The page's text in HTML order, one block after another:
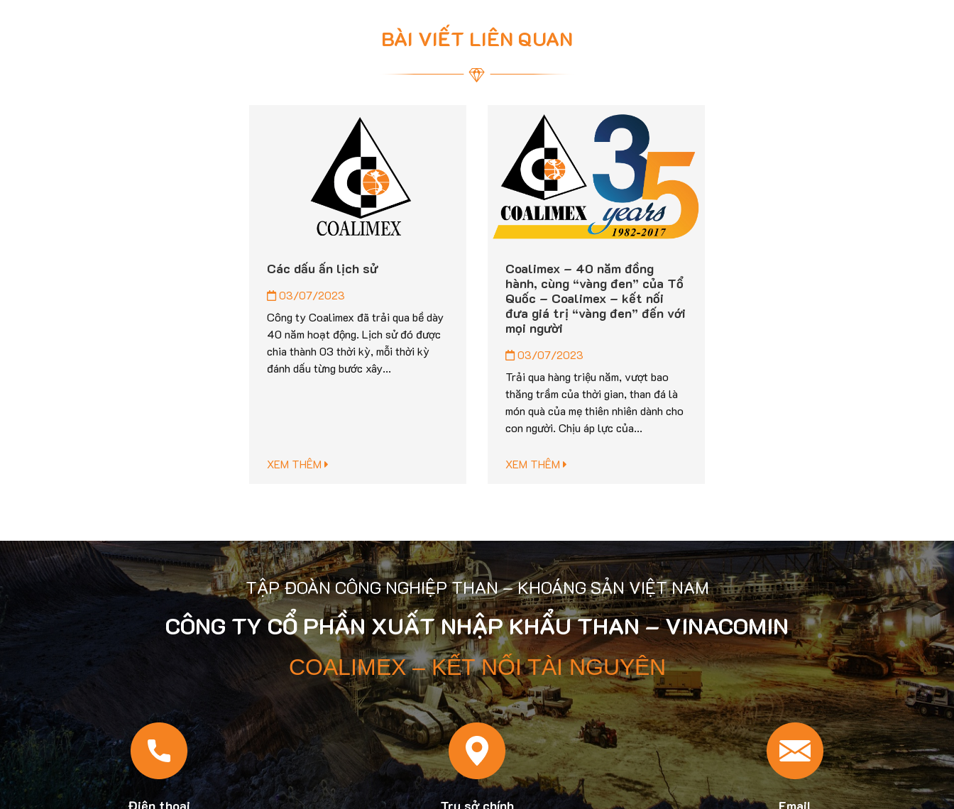
BÀI VIẾT LIÊN QUAN
Các dấu ấn lịch sử
03/07/2023
Công ty Coalimex đã trải qua bề dày
40 năm hoạt động. Lịch sử đó được
chia thành 03 thời kỳ, mỗi thời kỳ
đánh dấu từng bước xây...
XEM THÊM
Coalimex – 40 năm đồng
hành, cùng “vàng đen” của Tổ
Quốc – Coalimex – kết nối
đưa giá trị “vàng đen” đến với
mọi người
03/07/2023
Trải qua hàng triệu năm, vượt bao
thăng trầm của thời gian, than đá là
món quà của mẹ thiên nhiên dành cho
con người. Chịu áp lực của...
XEM THÊM
TẬP ĐOÀN CÔNG NGHIỆP THAN – KHOÁNG SẢN VIỆT NAM
CÔNG TY CỔ PHẦN XUẤT NHẬP KHẨU THAN – VINACOMIN
COALIMEX – KẾT NỐI TÀI NGUYÊN
Điện thoại Trụ sở chính Email